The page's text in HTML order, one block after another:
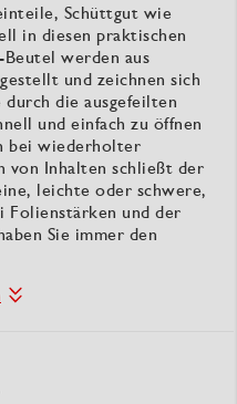
Schüttgut wie
in diesen praktischen
-Beutel werden aus
und zeichnen sich
durch die ausgefeilten
und einfach zu öffnen
bei wiederholter
von Inhalten schließt der
leichte oder schwere,
Folienstärken und der
Sie immer den